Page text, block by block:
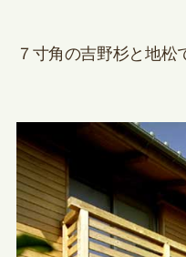
７寸角の吉野杉と地松